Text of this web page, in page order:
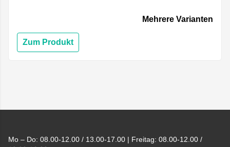
Mehrere Varianten
Zum Produkt
Mo – Do: 08.00-12.00 / 13.00-17.00 | Freitag: 08.00-12.00 /